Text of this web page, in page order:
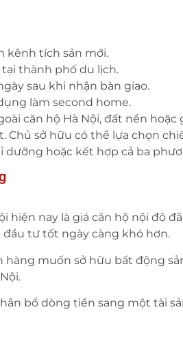
kênh tích sản mới.
thành phố du lịch.
sau khi nhận bàn giao.
làm second home.
căn hộ Hà Nội, đất nền hoặc
Chủ sở hữu có thể lựa chọn
hoặc kết hợp cả ba
hiện nay là giá căn hộ nội đô
tư tốt ngày càng khó hơn.
hàng muốn sở hữu bất động
bổ dòng tiền sang một tài